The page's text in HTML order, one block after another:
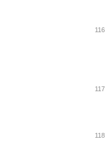
116
117
118